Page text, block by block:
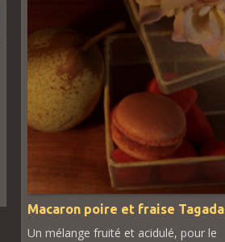
Macaron poire et fraise Tagada
Un mélange fruité et acidulé, pour le